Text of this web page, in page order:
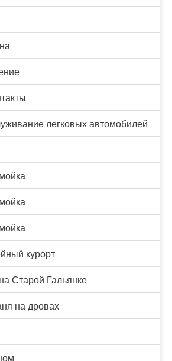
легковых автомобилей
курорт
Старой Гальянке
на дровах